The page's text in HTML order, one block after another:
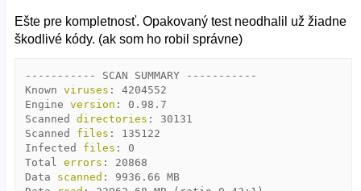
Ešte pre kompletnosť. Opakovaný test neodhalil už žiadne
škodlivé kódy. (ak som ho robil správne)
----------- SCAN SUMMARY
-----------
Known
viruses :
4204552
Engine
version :
0.98.7
Scanned
directories :
30131
Scanned
files :
135122
Infected
files :
0
Total
errors :
20868
Data
scanned : 9936.66
MB